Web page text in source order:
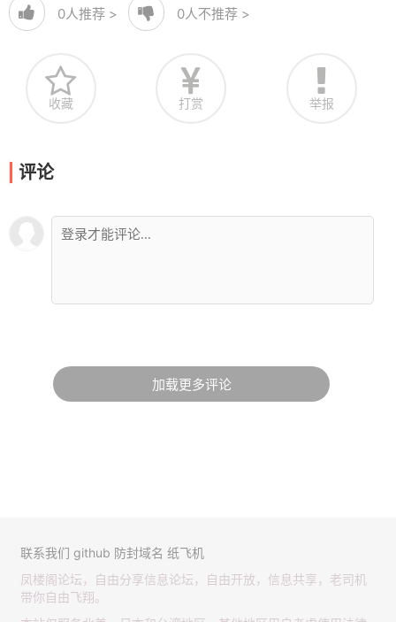
0人推荐 > 0人不推荐 >
收藏 打赏 举报
评论
加载更多评论
联系我们 github 防封域名 纸飞机
凤楼阁论坛，自由分享信息论坛，自由开放，信息共享，老司机
带你自由飞翔。